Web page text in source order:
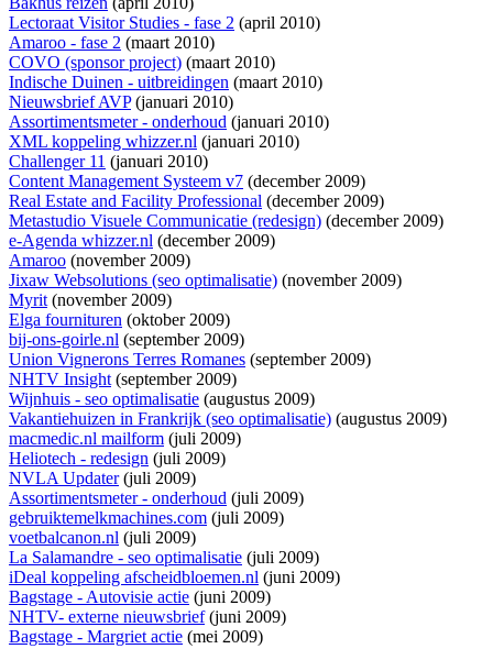
Lectoraat Visitor Studies - fase 2 (april 2010)
Amaroo - fase 2 (maart 2010)
COVO (sponsor project) (maart 2010)
Indische Duinen - uitbreidingen (maart 2010)
Nieuwsbrief AVP(januari 2010)
Assortimentsmeter - onderhoud (januari 2010)
XML koppeling whizzer.nl (januari 2010)
Challenger 11 (januari 2010)
Content Management Systeem v7 (december 2009)
Real Estate and Facility Professional (december 2009)
Metastudio Visuele Communicatie (redesign) (december 2009)
e-Agenda whizzer.nl (december 2009)
Amaroo (november 2009)
Jixaw Websolutions (seo optimalisatie) (november 2009)
Myrit(november 2009)
Elga fournituren (oktober 2009)
bij-ons-goirle.nl (september 2009)
Union Vignerons Terres Romanes (september 2009)
NHTV Insight(september 2009)
Wijnhuis - seo optimalisatie (augustus 2009)
Vakantiehuizen in Frankrijk (seo optimalisatie) (augustus 2009)
macmedic.nl mailform (juli 2009)
Heliotech - redesign (juli 2009)
NVLA Updater(juli 2009)
Assortimentsmeter - onderhoud (juli 2009)
gebruiktemelkmachines.com (juli 2009)
voetbalcanon.nl (juli 2009)
La Salamandre - seo optimalisatie (juli 2009)
iDeal koppeling afscheidbloemen.nl (juni 2009)
Bagstage - Autovisie actie (juni 2009)
NHTV- externe nieuwsbrief(juni 2009)
Bagstage - Margriet actie (mei 2009)